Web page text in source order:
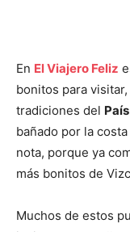
En El Viajero Feliz
bonitos para
tradiciones del
bañado por la
nota, porque ya
más bonitos de
Muchos de estos